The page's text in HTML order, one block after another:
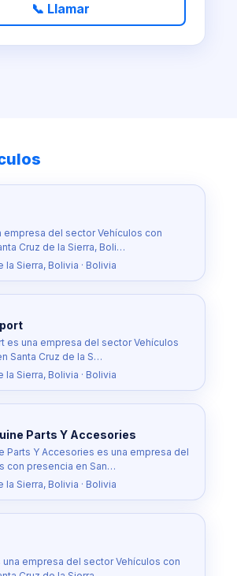
📞 Llamar
empresa del sector Vehículos con
Cruz de la Sierra, Boli…
la Sierra, Bolivia · Bolivia
es una empresa del sector Vehículos
Santa Cruz de la S…
la Sierra, Bolivia · Bolivia
Parts Y Accesories
Parts Y Accesories es una empresa del
con presencia en San…
la Sierra, Bolivia · Bolivia
empresa del sector Vehículos con